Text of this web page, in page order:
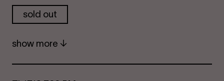
sold out
show more